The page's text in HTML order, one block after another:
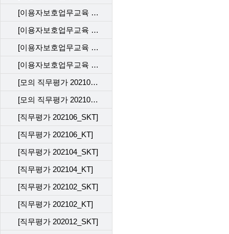
[이용자보호업무교육 사후관리 직무평가 202202_SKT]
[이용자보호업무교육 사후관리 직무평가 202202_KT]
[이용자보호업무교육 사후관리 직무평가 202112_SKT]
[이용자보호업무교육 사후관리 직무평가 202112_KT]
[모의 직무평가 202109_SKT]
[모의 직무평가 202109_KT]
[직무평가 202106_SKT]
[직무평가 202106_KT]
[직무평가 202104_SKT]
[직무평가 202104_KT]
[직무평가 202102_SKT]
[직무평가 202102_KT]
[직무평가 202012_SKT]